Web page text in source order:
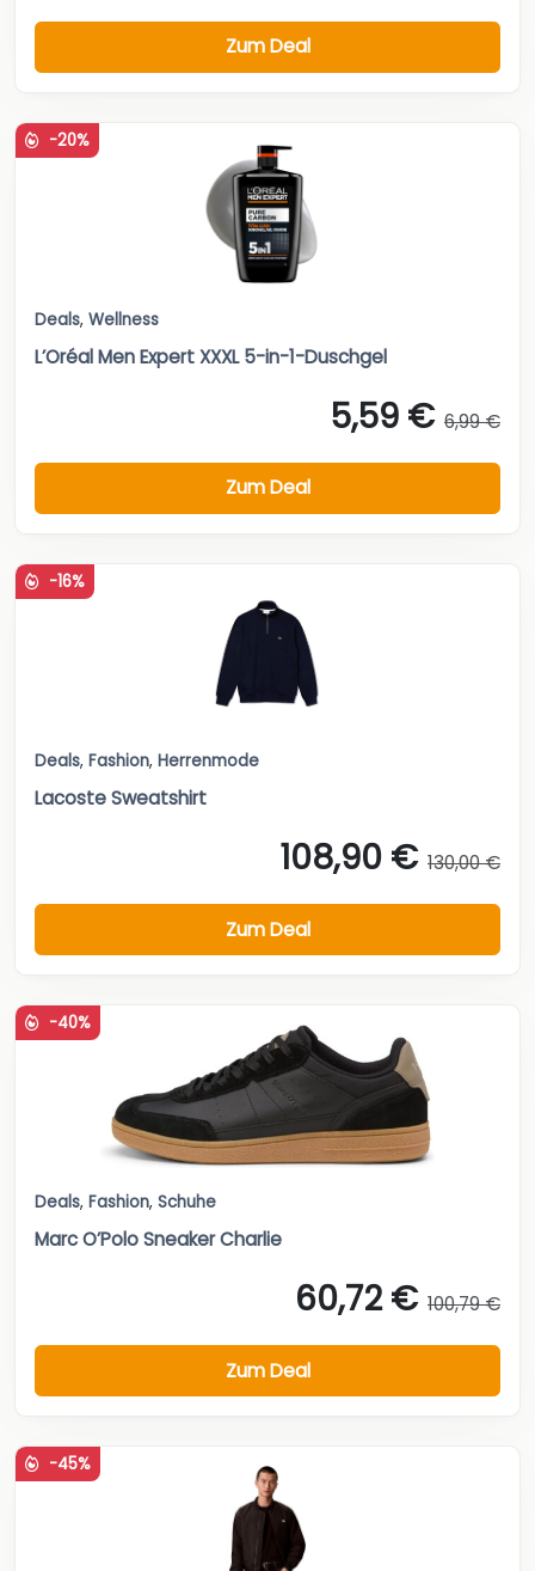
Zum Deal
-20%
Deals, Wellness
L’Oréal Men Expert XXXL 5-in-1-Duschgel
5,59 € 6,99 €
Zum Deal
-16%
Deals, Fashion, Herrenmode
Lacoste Sweatshirt
108,90 € 130,00 €
Zum Deal
-40%
Deals, Fashion, Schuhe
Marc O’Polo Sneaker Charlie
60,72 € 100,79 €
Zum Deal
-45%